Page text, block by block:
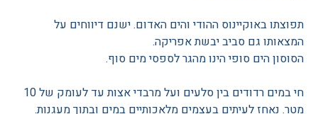
תפוצתו באוקיינוס ההודי והים האדום. ישנם דיווחים על
המצאותו גם סביב יבשת אפריקה.
הסוסון הים סופי הינו מהגר לספסי מים סוף.
חי במים רדודים בין סלעים ועל מרבדי אצות עד לעומק של 10
מטר. נאחז לעיתים בעצמים מלאכותיים במים ובתוך מעגנות.